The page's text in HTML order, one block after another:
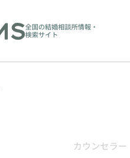
全国の結婚相談所情報・
検索サイト
カウンセラー